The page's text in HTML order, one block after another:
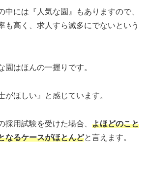
中には『人気な園』もありますので、
も高く、求人すら滅多にでないという
園はほんの一握りです。
がほしい』と感じています。
採用試験を受けた場合、 よほどのこと
なるケースがほとんどと言えます。